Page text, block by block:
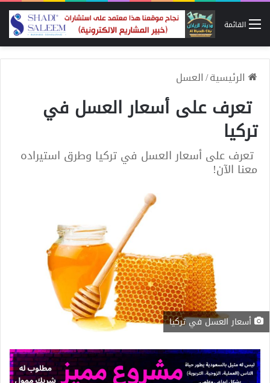
القائمة
الرئيسية/العسل
تعرف على أسعار العسل في
تركيا
تعرف على أسعار العسل في تركيا وطرق استيراده
معنا الآن!
أسعار العسل في تركيا